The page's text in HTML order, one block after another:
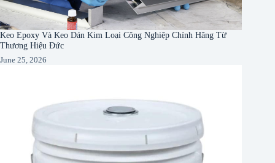
Keo Epoxy Và Keo Dán Kim Loại Công Nghiệp Chính Hãng Từ
Thương Hiệu Đức
June 25, 2026